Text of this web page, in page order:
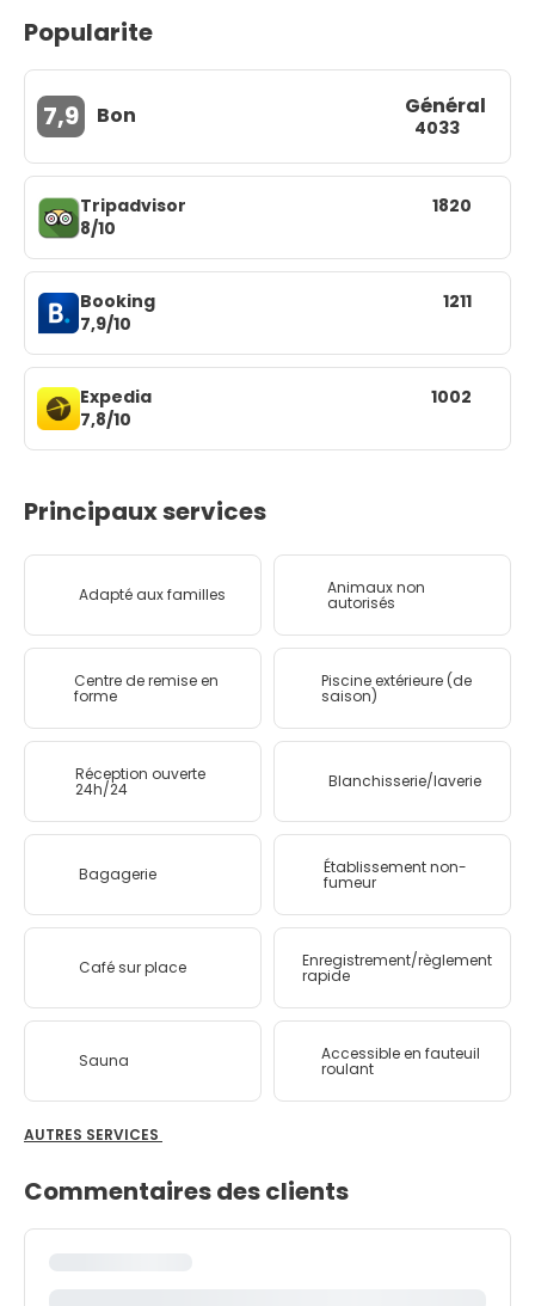
Popularite
7,9 Bon Général
4033
Tripadvisor
8/10
1820
Booking
7,9/10
1211
Expedia
7,8/10
1002
Principaux services
Adapté aux familles Animaux non
autorisés
Centre de remise en
forme
Piscine extérieure (de
saison)
Réception ouverte
24h/24 Blanchisserie/laverie
Bagagerie Établissement non-
fumeur
Café sur place Enregistrement/règlement
rapide
Sauna Accessible en fauteuil
roulant
AUTRES SERVICES
Commentaires des clients